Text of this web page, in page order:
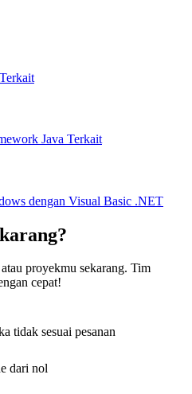
Java Terkait
dengan Visual Basic .NET
proyekmu sekarang. Tim
cepat!
tidak sesuai pesanan
dari nol